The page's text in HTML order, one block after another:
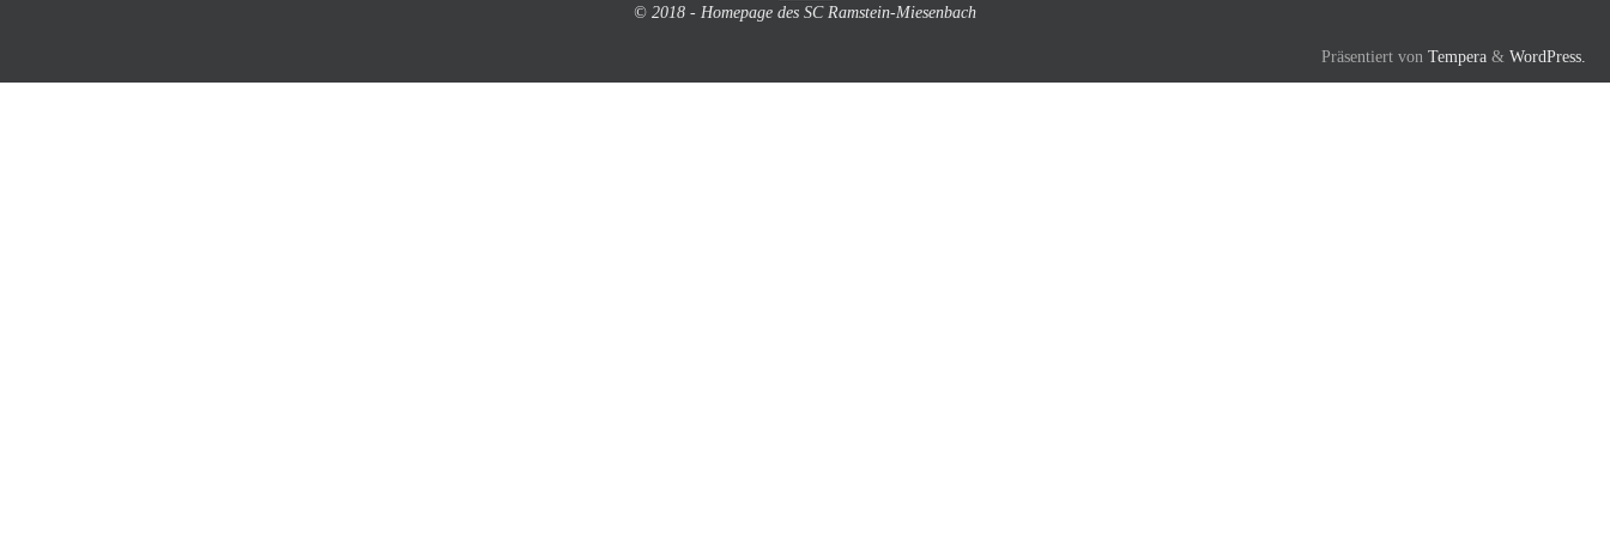
© 2018 - Homepage des SC Ramstein-Miesenbach
Präsentiert von Tempera & WordPress.